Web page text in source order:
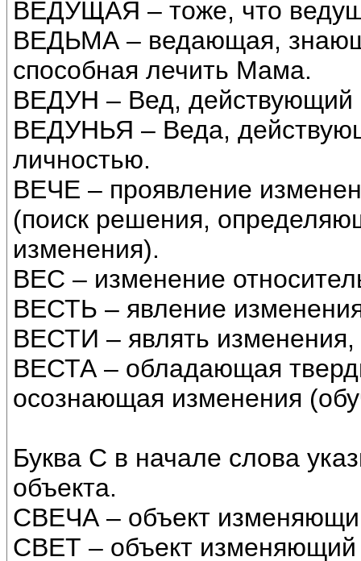
ВЕДУЩАЯ – тоже, что
ВЕДЬМА – ведающая,
способная лечить Мама.
ВЕДУН – Вед, действующий
ВЕДУНЬЯ – Веда,
личностью.
ВЕЧЕ – проявление
(поиск решения,
изменения).
ВЕС – изменение
ВЕСТЬ – явление
ВЕСТИ – являть изменения,
ВЕСТА – обладающая
осознающая изменения
Буква С в начале слова
объекта.
СВЕЧА – объект
СВЕТ – объект